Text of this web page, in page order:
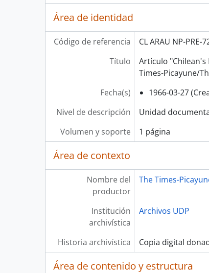
Área de identidad
Código de referencia
CL ARAU NP-PRE-
Título
Artículo "Chilean's
Times-Picayune/
Fecha(s)
1966-03-27
Nivel de descripción
Unidad
Volumen y soporte
1 página
Área de contexto
Nombre del
productor
The Times-
Institución
archivística
Archivos UDP
Historia archivística Copia digital
Área de contenido y estructura